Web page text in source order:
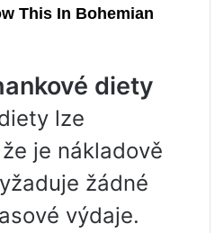
diety
lze
je nákladově
žádné
výdaje.